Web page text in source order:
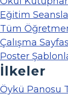
Eğitim
Tüm
Çalışma
Poster
İlkeler
Öykü Panosu